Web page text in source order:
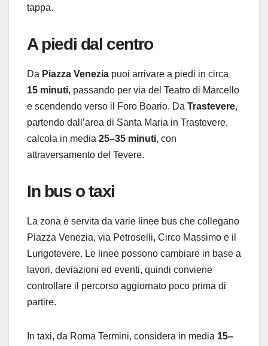
tappa.
A piedi dal centro
Da Piazza Venezia puoi arrivare a piedi in circa
15 minuti, passando per via del Teatro di Marcello
e scendendo verso il Foro Boario. Da Trastevere,
partendo dall’area di Santa Maria in Trastevere,
calcola in media 25–35 minuti, con
attraversamento del Tevere.
In bus o taxi
La zona è servita da varie linee bus che collegano
Piazza Venezia, via Petroselli, Circo Massimo e il
Lungotevere. Le linee possono cambiare in base a
lavori, deviazioni ed eventi, quindi conviene
controllare il percorso aggiornato poco prima di
partire.
In taxi, da Roma Termini, considera in media 15–